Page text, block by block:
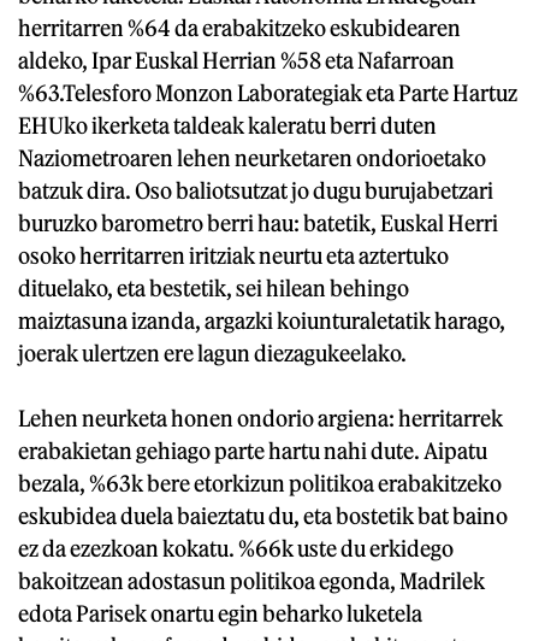
herritarren %64 da erabakitzeko eskubidearen
aldeko, Ipar Euskal Herrian %58 eta Nafarroan
%63.Telesforo Monzon Laborategiak eta Parte Hartuz
EHUko ikerketa taldeak kaleratu berri duten
Naziometroaren lehen neurketaren ondorioetako
batzuk dira. Oso baliotsutzat jo dugu burujabetzari
buruzko barometro berri hau: batetik, Euskal Herri
osoko herritarren iritziak neurtu eta aztertuko
dituelako, eta bestetik, sei hilean behingo
maiztasuna izanda, argazki koiunturaletatik harago,
joerak ulertzen ere lagun diezagukeelako.
Lehen neurketa honen ondorio argiena: herritarrek
erabakietan gehiago parte hartu nahi dute. Aipatu
bezala, %63k bere etorkizun politikoa erabakitzeko
eskubidea duela baieztatu du, eta bostetik bat baino
ez da ezezkoan kokatu. %66k uste du erkidego
bakoitzean adostasun politikoa egonda, Madrilek
edota Parisek onartu egin beharko luketela